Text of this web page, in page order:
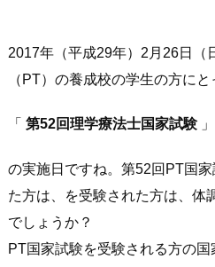
2017年（平成29年）2月26日（
（PT）の養成校の学生の方に
「 第52回理学療法士国家試験」
の実施日ですね。第52回PT国
た方は、を受験された方は、体
でしょうか？
PT国家試験を受験される方の